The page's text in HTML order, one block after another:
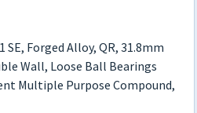
SE, Forged Alloy, QR, 31.8mm
Wall, Loose Ball Bearings
Multiple Purpose Compound,